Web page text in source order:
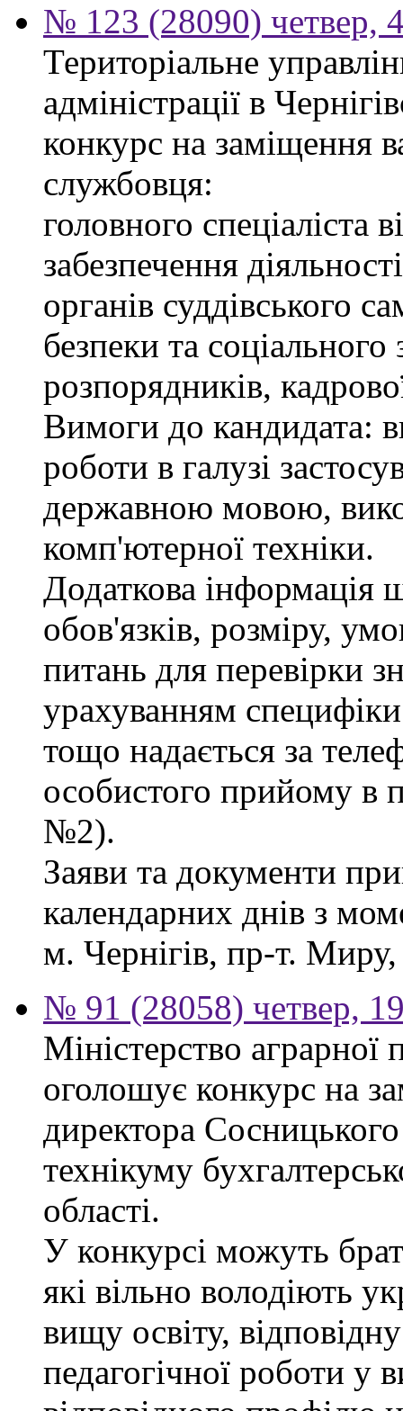
№ 123 (28090) четвер,
Територіальне
адміністрації в
конкурс на заміщення
службовця:
головного спеціаліста
забезпечення
органів суддівського
безпеки та
розпорядників,
Вимоги до кандидата:
роботи в галузі
державною мовою,
комп'ютерної техніки.
Додаткова інформація
обов'язків, розміру,
питань для перевірки
урахуванням
тощо надається за
особистого прийому в
№2).
Заяви та документи
календарних днів з
м. Чернігів, пр-т.
№ 91 (28058) четвер,
Міністерство аграрної
оголошує конкурс на
директора Сосницького
технікуму
області.
У конкурсі можуть
які вільно володіють
вищу освіту,
педагогічної роботи у